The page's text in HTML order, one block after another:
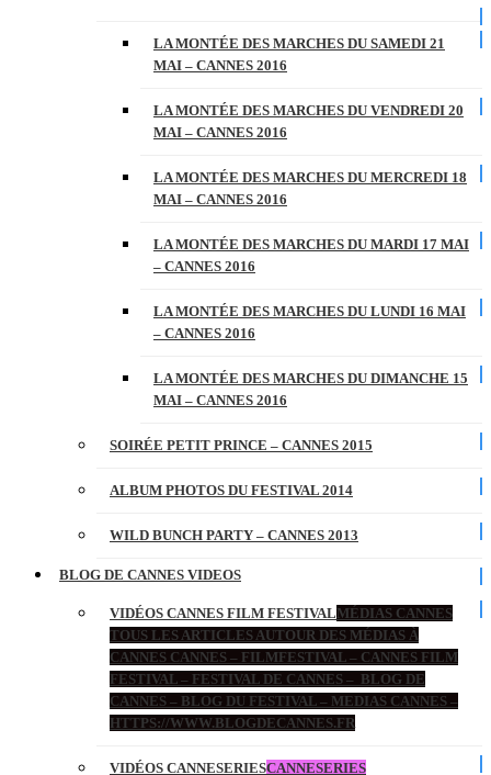
LA MONTÉE DES MARCHES DU SAMEDI 21
MAI – CANNES 2016
LA MONTÉE DES MARCHES DU VENDREDI 20
MAI – CANNES 2016
LA MONTÉE DES MARCHES DU MERCREDI 18
MAI – CANNES 2016
LA MONTÉE DES MARCHES DU MARDI 17 MAI
– CANNES 2016
LA MONTÉE DES MARCHES DU LUNDI 16 MAI
– CANNES 2016
LA MONTÉE DES MARCHES DU DIMANCHE 15
MAI – CANNES 2016
SOIRÉE PETIT PRINCE – CANNES 2015
ALBUM PHOTOS DU FESTIVAL 2014
WILD BUNCH PARTY – CANNES 2013
BLOG DE CANNES VIDEOS
VIDÉOS CANNES FILM FESTIVALMÉDIAS CANNES
TOUS LES ARTICLES AUTOUR DES MÉDIAS À
CANNES CANNES – FILMFESTIVAL – CANNES FILM
FESTIVAL – FESTIVAL DE CANNES – BLOG DE
CANNES – BLOG DU FESTIVAL – MEDIAS CANNES –
HTTPS://WWW.BLOGDECANNES.FR
VIDÉOS CANNESERIESCANNESERIES